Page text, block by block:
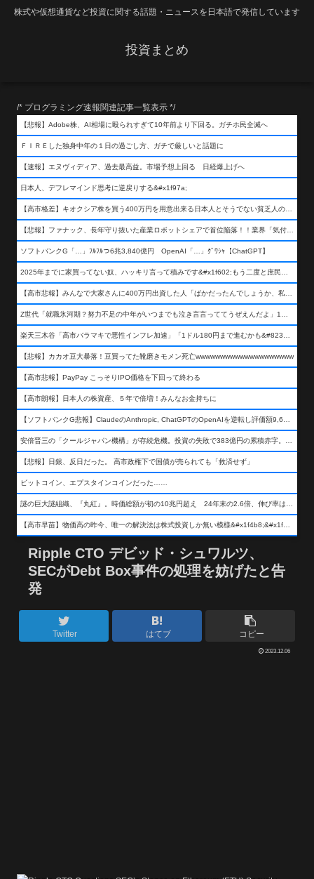
株式や仮想通貨など投資に関する話題・ニュースを日本語で発信しています
投資まとめ
/* プログラミング速報関連記事一覧表示 */
【悲報】Adobe株、AI相場に殴られすぎて10年前より下回る。ガチホ民全滅へ
ＦＩＲＥした独身中年の１日の過ごし方、ガチで厳しいと話題に
【速報】エヌヴィディア、過去最高益。市場予想上回る 日経爆上げへ
日本人、デフレマインド思考に逆戻りする&#x1f97a;
【高市格差】キオクシア株を買う400万円を用意出来る日本人とそうでない貧乏人の差が超広まるって事よ
【悲報】ファナック、長年守り抜いた産業ロボットシェアで首位陥落！！業界「気付いたら一気に抜かれていた…」
ソフトバンクG「…」ﾌﾙﾌﾙつ6兆3,840億円 OpenAI「…」ｸﾞﾜｼｬ【ChatGPT】
2025年までに家買ってない奴、ハッキリ言って積みです&#x1f602;もう二度と庶民が買える値段になりません&#x1f602;&#x1f602;&#x1f602;
【高市悲報】みんなで大家さんに400万円出資した人「ばかだったんでしょうか、私は&#x1f622;」
Z世代「就職氷河期？努力不足の中年がいつまでも泣き言言っててうぜえんだよ」1万いいね
楽天三木谷「高市バラマキで悪性インフレ加速」「1ドル180円まで進むかも&#8230;もう看過できない」
【悲報】カカオ豆大暴落！豆買ってた靴磨きモメン死亡wwwwwwwwwwwwwwwwwwww
【高市悲報】PayPay こっそりIPO価格を下回って終わる
【高市朗報】日本人の株資産、５年で倍増！みんなお金持ちに
【ソフトバンクG悲報】ClaudeのAnthropic, ChatGPTのOpenAIを逆転し評価額9,650億ドル (約154兆円) の世界一価値あるAI企業に……
安倍晋三の「クールジャパン機構」が存続危機。投資の失敗で383億円の累積赤字。2025年度決算も大赤字の可能性。責任の所在はウヤムヤ
【悲報】日銀、反日だった。 高市政権下で国債が売られても「救済せず」
ビットコイン、エプスタインコインだった……
謎の巨大謎組織、『丸紅』。時価総額が初の10兆円超え 24年末の2.6倍、伸び率は謎組織首位
【高市早苗】物価高の昨今、唯一の解決法は株式投資しか無い模様&#x1f4b8;&#x1f4b8;&#x1f4b8;
Ripple CTO デビッド・シュワルツ、
SECがDebt Box事件の処理を妨げたと告
発
Twitter はてブ コピー
2023.12.06